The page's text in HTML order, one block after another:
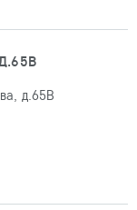
д.65В